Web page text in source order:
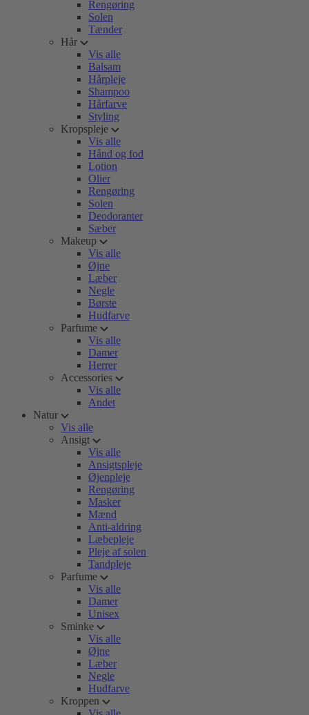
Rengøring
Solen
Tænder
Hår
Vis alle
Balsam
Hårpleje
Shampoo
Hårfarve
Styling
Kropspleje
Vis alle
Hånd og fod
Lotion
Olier
Rengøring
Solen
Deodoranter
Sæber
Makeup
Vis alle
Øjne
Læber
Negle
Børste
Hudfarve
Parfume
Vis alle
Damer
Herrer
Accessories
Vis alle
Andet
Natur
Vis alle
Ansigt
Vis alle
Ansigtspleje
Øjenpleje
Rengøring
Masker
Mænd
Anti-aldring
Læbepleje
Pleje af solen
Tandpleje
Parfume
Vis alle
Damer
Unisex
Sminke
Vis alle
Øjne
Læber
Negle
Hudfarve
Kroppen